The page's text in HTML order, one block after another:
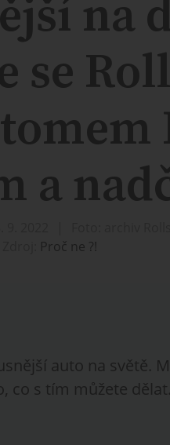
na
se
a
Proč ne ?!
auto na světě.
co s tím můžete